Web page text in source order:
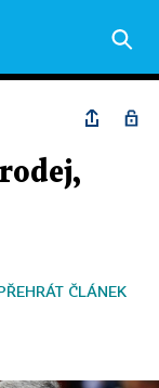
ČLÁNEK